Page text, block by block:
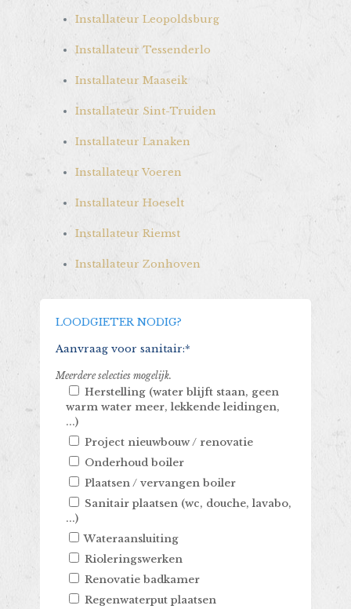
Installateur Leopoldsburg
Installateur Tessenderlo
Installateur Maaseik
Installateur Sint-Truiden
Installateur Lanaken
Installateur Voeren
Installateur Hoeselt
Installateur Riemst
Installateur Zonhoven
LOODGIETER NODIG?
Aanvraag voor sanitair:*
Meerdere selecties mogelijk.
Herstelling (water blijft staan, geen
warm water meer, lekkende leidingen,
...)
Project nieuwbouw / renovatie
Onderhoud boiler
Plaatsen / vervangen boiler
Sanitair plaatsen (wc, douche, lavabo,
...)
Wateraansluiting
Rioleringswerken
Renovatie badkamer
Regenwaterput plaatsen